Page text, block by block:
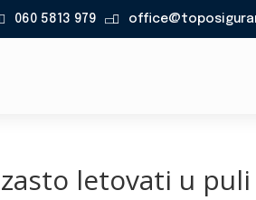
060 5813 979 
zasto letovati u